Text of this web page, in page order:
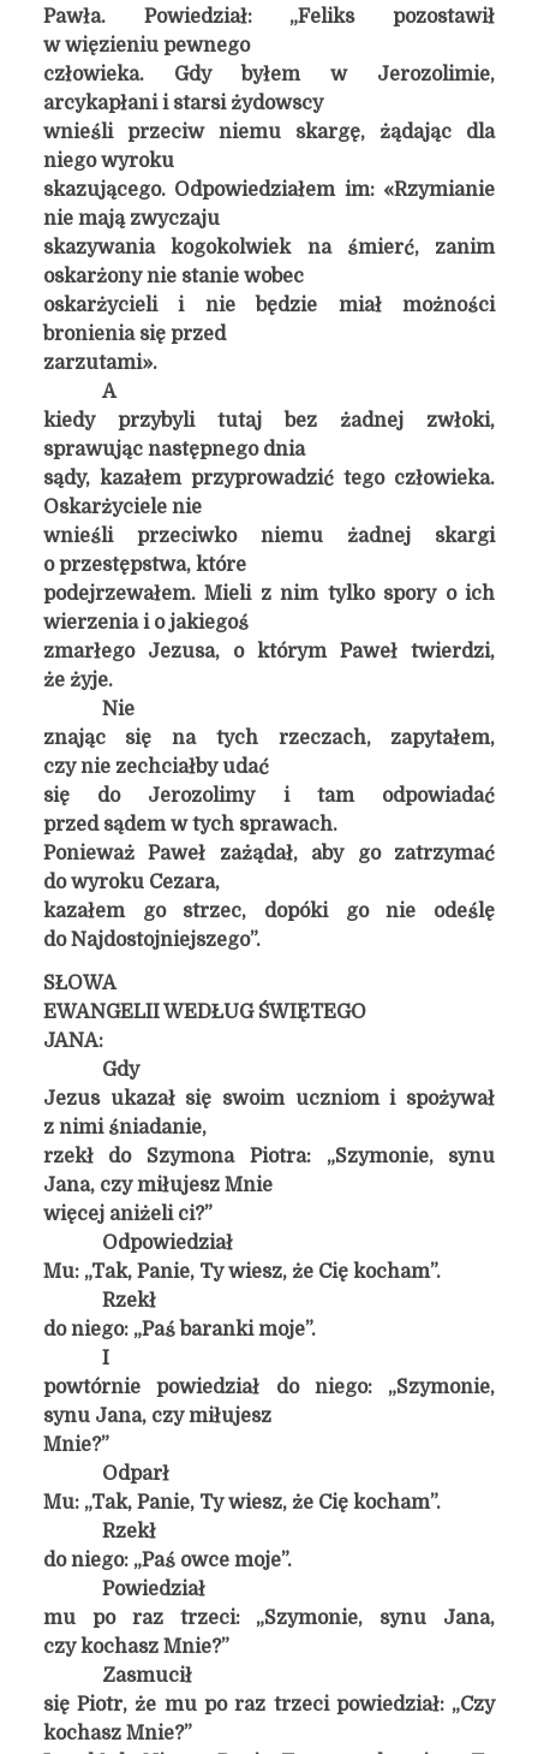
Pawła. Powiedział: „Feliks pozostawił
w więzieniu pewnego
człowieka. Gdy byłem w Jerozolimie,
arcykapłani i starsi żydowscy
wnieśli przeciw niemu skargę, żądając dla
niego wyroku
skazującego. Odpowiedziałem im: «Rzymianie
nie mają zwyczaju
skazywania kogokolwiek na śmierć, zanim
oskarżony nie stanie wobec
oskarżycieli i nie będzie miał możności
bronienia się przed
zarzutami».
A
kiedy przybyli tutaj bez żadnej zwłoki,
sprawując następnego dnia
sądy, kazałem przyprowadzić tego człowieka.
Oskarżyciele nie
wnieśli przeciwko niemu żadnej skargi
o przestępstwa, które
podejrzewałem. Mieli z nim tylko spory o ich
wierzenia i o jakiegoś
zmarłego Jezusa, o którym Paweł twierdzi,
że żyje.
Nie
znając się na tych rzeczach, zapytałem,
czy nie zechciałby udać
się do Jerozolimy i tam odpowiadać
przed sądem w tych sprawach.
Ponieważ Paweł zażądał, aby go zatrzymać
do wyroku Cezara,
kazałem go strzec, dopóki go nie odeślę
do Najdostojniejszego”.
SŁOWA
EWANGELII WEDŁUG ŚWIĘTEGO
JANA:
Gdy
Jezus ukazał się swoim uczniom i spożywał
z nimi śniadanie,
rzekł do Szymona Piotra: „Szymonie, synu
Jana, czy miłujesz Mnie
więcej aniżeli ci?”
Odpowiedział
Mu: „Tak, Panie, Ty wiesz, że Cię kocham”.
Rzekł
do niego: „Paś baranki moje”.
I
powtórnie powiedział do niego: „Szymonie,
synu Jana, czy miłujesz
Mnie?”
Odparł
Mu: „Tak, Panie, Ty wiesz, że Cię kocham”.
Rzekł
do niego: „Paś owce moje”.
Powiedział
mu po raz trzeci: „Szymonie, synu Jana,
czy kochasz Mnie?”
Zasmucił
się Piotr, że mu po raz trzeci powiedział: „Czy
kochasz Mnie?”